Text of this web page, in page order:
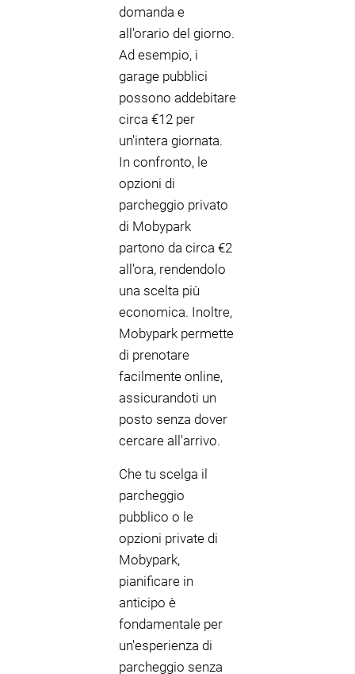
domanda e
all'orario del giorno.
Ad esempio, i
garage pubblici
possono addebitare
circa €12 per
un'intera giornata.
In confronto, le
opzioni di
parcheggio privato
di Mobypark
partono da circa €2
all'ora, rendendolo
una scelta più
economica. Inoltre,
Mobypark permette
di prenotare
facilmente online,
assicurandoti un
posto senza dover
cercare all'arrivo.
Che tu scelga il
parcheggio
pubblico o le
opzioni private di
Mobypark,
pianificare in
anticipo è
fondamentale per
un'esperienza di
parcheggio senza